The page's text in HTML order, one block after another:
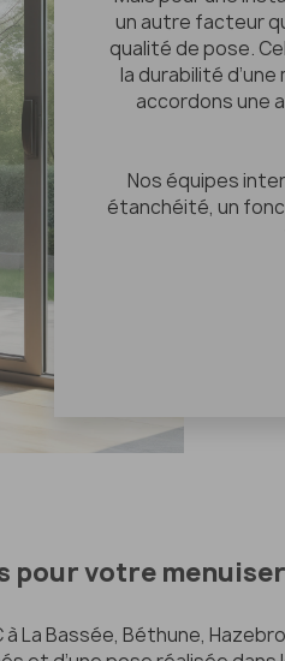
un autre facteur
qualité de pose.
la durabilité
accordons une
Nos équipes
étanchéité, un
votre
La Bassée, Béthune,